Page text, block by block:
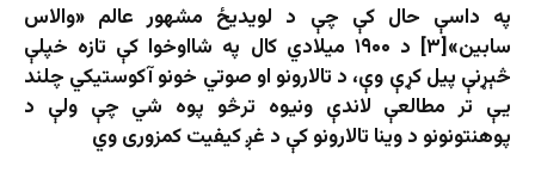
په داسې حال کې چې د لویدیځ مشهور عالم «والاس
سابین»[۳] د ۱۹۰۰ میلادي کال په شااوخوا کې تازه خپلې
څېړنې پیل کړې وې، د تالارونو او صوتي خونو آکوستیکي چلند
یې تر مطالعې لاندې ونیوه ترڅو پوه شي چې ولې د
پوهنتونونو د وینا تالارونو کې د غږ کیفیت کمزوری وي